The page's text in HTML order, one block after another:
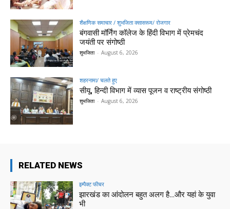
शैक्षणिक समाचार / शुभजिता क्सासरूम/ रोजगार
बंगवासी मॉर्निंग कॉलेज के हिंदी विभाग में प्रेमचंद
जयंती पर संगोष्ठी
शुभजिता - August 6, 2026
शहरनामा/ चलते हुए
सीयू, हिन्दी विभाग में व्यास पूजन व राष्ट्रीय संगोष्ठी
शुभजिता - August 6, 2026
RELATED NEWS
इम्पैक्ट फीचर
झारखंड का आंदोलन बहुत अलग है…और यहां के युवा
भी